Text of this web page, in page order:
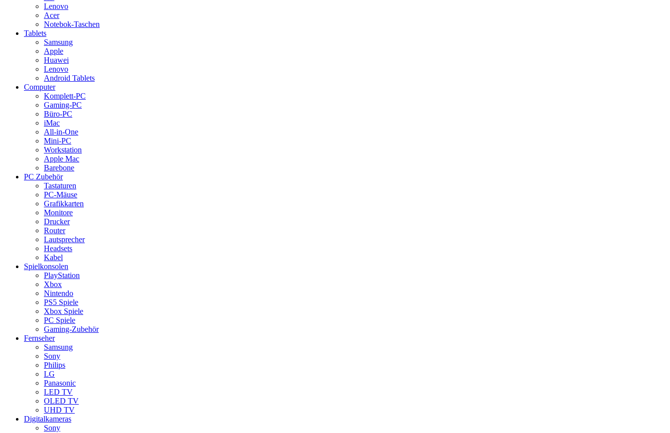
Lenovo
Acer
Notebok-Taschen
Tablets
Samsung
Apple
Huawei
Lenovo
Android Tablets
Computer
Komplett-PC
Gaming-PC
Büro-PC
iMac
All-in-One
Mini-PC
Workstation
Apple Mac
Barebone
PC Zubehör
Tastaturen
PC-Mäuse
Grafikkarten
Monitore
Drucker
Router
Lautsprecher
Headsets
Kabel
Spielkonsolen
PlayStation
Xbox
Nintendo
PS5 Spiele
Xbox Spiele
PC Spiele
Gaming-Zubehör
Fernseher
Samsung
Sony
Philips
LG
Panasonic
LED TV
OLED TV
UHD TV
Digitalkameras
Sony